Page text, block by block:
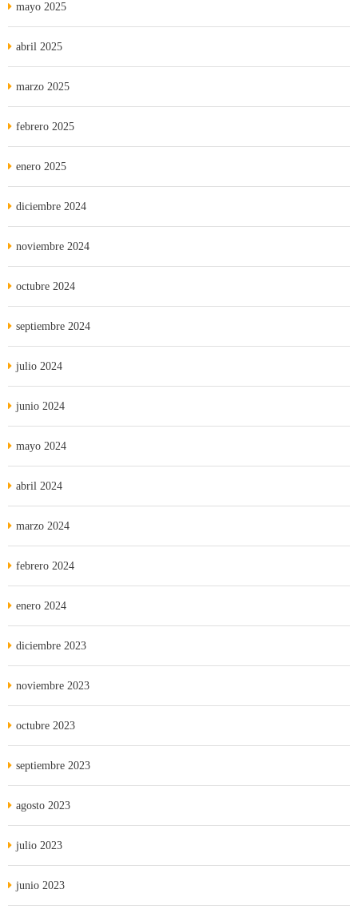
mayo 2025
abril 2025
marzo 2025
febrero 2025
enero 2025
diciembre 2024
noviembre 2024
octubre 2024
septiembre 2024
julio 2024
junio 2024
mayo 2024
abril 2024
marzo 2024
febrero 2024
enero 2024
diciembre 2023
noviembre 2023
octubre 2023
septiembre 2023
agosto 2023
julio 2023
junio 2023